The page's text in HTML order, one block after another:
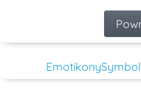
Emotikony